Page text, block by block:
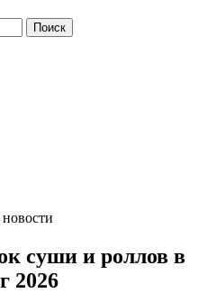
суши и роллов в
2026